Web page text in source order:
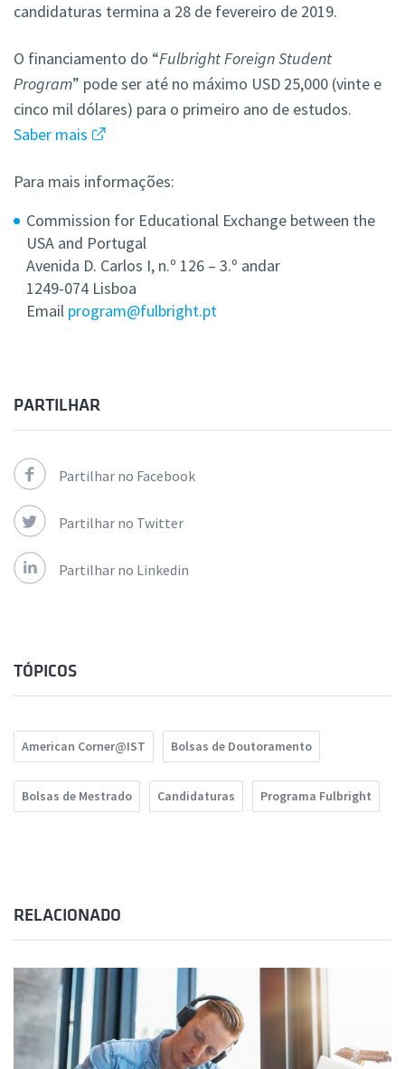
candidaturas termina a 28 de fevereiro de 2019.
O financiamento do “Fulbright Foreign Student
Program” pode ser até no máximo USD 25,000 (vinte e
cinco mil dólares) para o primeiro ano de estudos.
Saber mais
Para mais informações:
Commission for Educational Exchange between the
USA and Portugal
Avenida D. Carlos I, n.º 126 – 3.º andar
1249-074 Lisboa
Email program@fulbright.pt
PARTILHAR
Partilhar no Facebook
Partilhar no Twitter
Partilhar no Linkedin
TÓPICOS
American Corner@IST Bolsas de Doutoramento
Bolsas de Mestrado Candidaturas Programa Fulbright
RELACIONADO